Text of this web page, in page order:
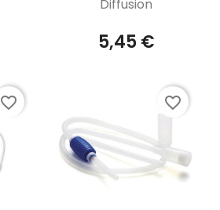
Diffusion
5,45 €
favorite_border favorite_border